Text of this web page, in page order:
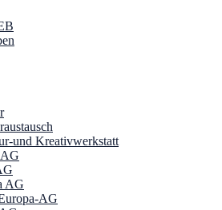
und Kreativwerkstatt
AG
AG